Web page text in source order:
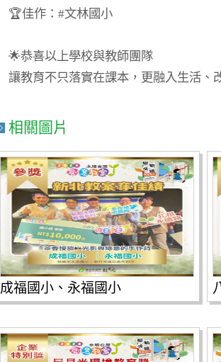
🏆佳作：#文林國小
🌟恭喜以上學校與教師團隊
讓教育不只落實在課本，更融入生活、
相關圖片
成福國小、永福國小